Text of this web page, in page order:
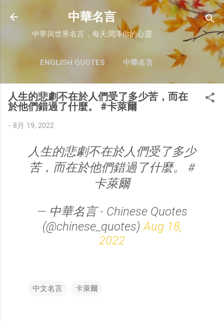
跳至主要內容
中華名言
中華與世界名言，每天潤澤你的心靈
ENGLISH QUOTES 中華名言
人生的悲劇不在於人們受了多少苦，而在
於他們錯過了什麼。 #卡萊爾
- 8月 19, 2022
人生的悲劇不在於人們受了多少
苦，而在於他們錯過了什麼。 #
卡萊爾
— 中華名言 - Chinese Quotes
(@chinese_quotes)Aug 18,
2022
中文名言 卡萊爾